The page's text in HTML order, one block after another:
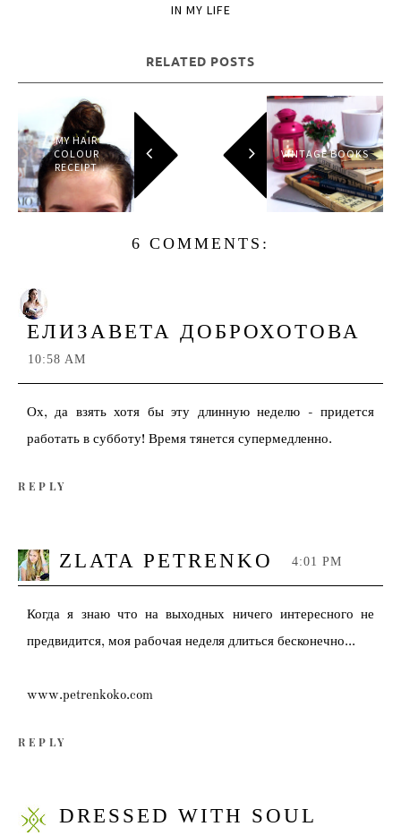
IN MY LIFE
RELATED POSTS
MY HAIR
COLOUR
RECEIPT
VINTAGE BOOKS
6 COMMENTS:
ЕЛИЗАВЕТА ДОБРОХОТОВА
10:58 AM
Ох, да взять хотя бы эту длинную неделю - придется
работать в субботу! Время тянется супермедленно.
REPLY
ZLATA PETRENKO 4:01 PM
Когда я знаю что на выходных ничего интересного не
предвидится, моя рабочая неделя длиться бесконечно...
www.petrenkoko.com
REPLY
DRESSED WITH SOUL